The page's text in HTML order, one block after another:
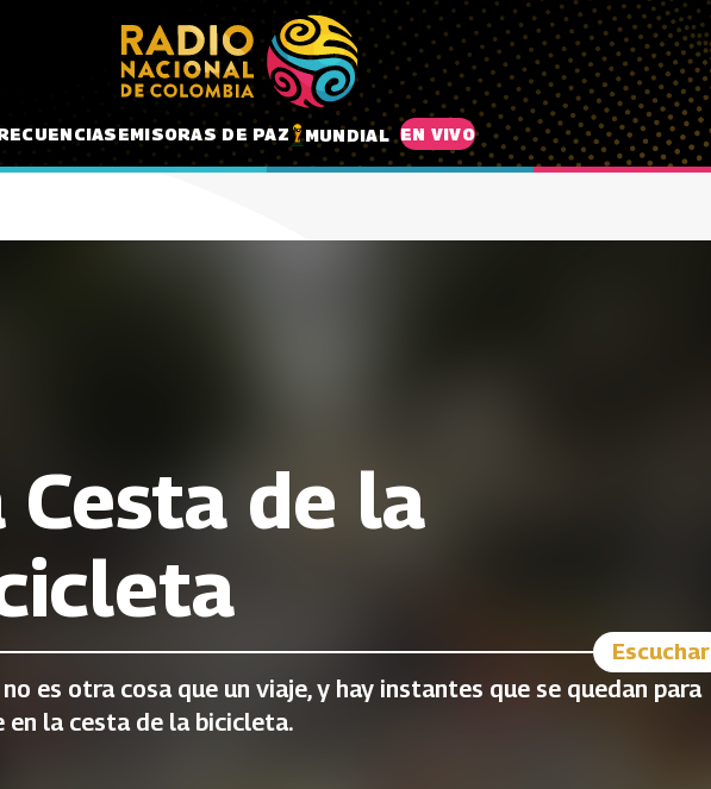
EMISORAS DE PAZ MUNDIAL EN VIVO
Cesta de la
Escuchar
es otra cosa que un viaje, y hay instantes que se quedan para
en la cesta de la bicicleta.